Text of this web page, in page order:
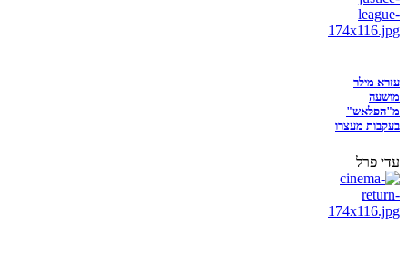
עזרא מילר
מושעה
מ"הפלאש"
בעקבות מעצרו
עדי פרל